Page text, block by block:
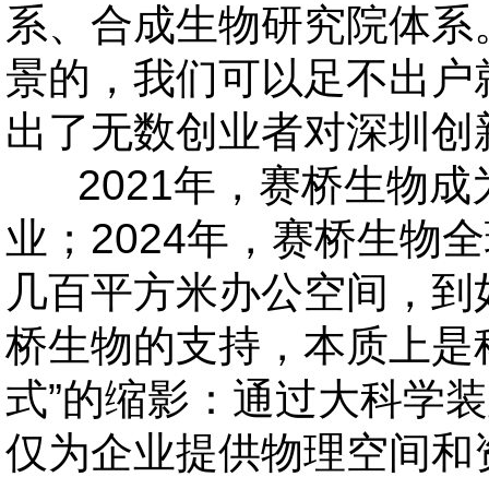
系、合成生物研究院体
景的，我们可以足不出
出了无数创业者对深圳
2021年，赛桥生物成
业；2024年，赛桥生物
几百平方米办公空间，
桥生物的支持，本质上
式”的缩影：通过大科学
仅为企业提供物理空间